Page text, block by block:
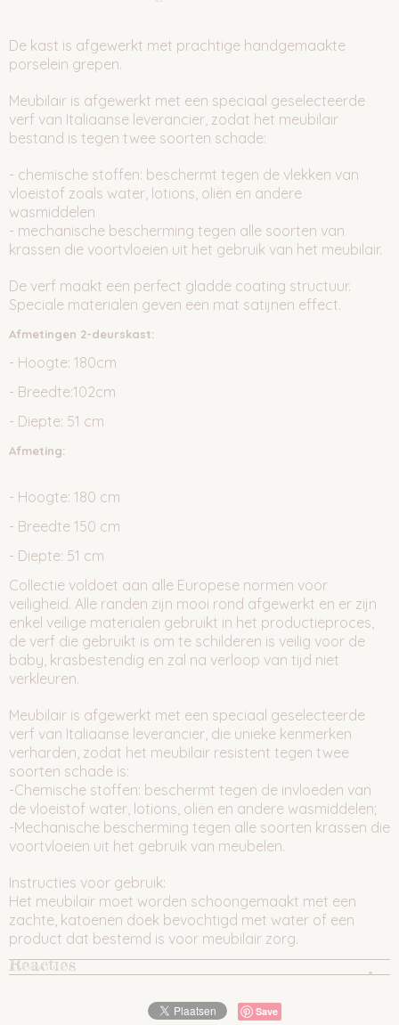
De kast is afgewerkt met prachtige handgemaakte
porselein grepen.
Meubilair is afgewerkt met een speciaal geselecteerde
verf van Italiaanse leverancier, zodat het meubilair
bestand is tegen twee soorten schade:
- chemische stoffen: beschermt tegen de vlekken van
vloeistof zoals water, lotions, oliën en andere
wasmiddelen
- mechanische bescherming tegen alle soorten van
krassen die voortvloeien uit het gebruik van het meubilair.
De verf maakt een perfect gladde coating structuur.
Speciale materialen geven een mat satijnen effect.
Afmetingen 2-deurskast:
- Hoogte: 180cm
- Breedte:102cm
- Diepte: 51 cm
Afmeting:
- Hoogte: 180 cm
- Breedte 150 cm
- Diepte: 51 cm
Collectie voldoet aan alle Europese normen voor
veiligheid. Alle randen zijn mooi rond afgewerkt en er zijn
enkel veilige materialen gebruikt in het productieproces,
de verf die gebruikt is om te schilderen is veilig voor de
baby, krasbestendig en zal na verloop van tijd niet
verkleuren.
Meubilair is afgewerkt met een speciaal geselecteerde
verf van Italiaanse leverancier, die unieke kenmerken
verharden, zodat het meubilair resistent tegen twee
soorten schade is:
-Chemische stoffen: beschermt tegen de invloeden van
de vloeistof water, lotions, oliën en andere wasmiddelen;
-Mechanische bescherming tegen alle soorten krassen die
voortvloeien uit het gebruik van meubelen.
Instructies voor gebruik:
Het meubilair moet worden schoongemaakt met een
zachte, katoenen doek bevochtigd met water of een
product dat bestemd is voor meubilair zorg.
Reacties
Save